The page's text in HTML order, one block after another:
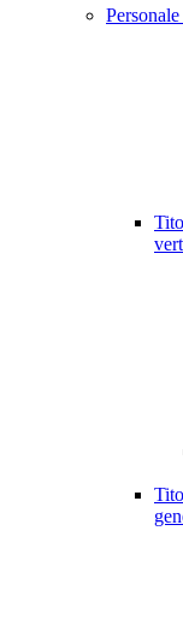
Personale